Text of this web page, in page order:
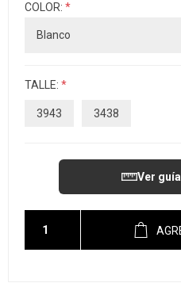
COLOR: *
TALLE: *
3943 3438
Ver